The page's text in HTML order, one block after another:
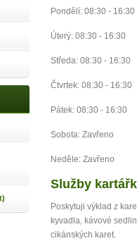
Pondělí: 08:30 - 16:30
Úterý: 08:30 - 16:30
Středa: 08:30 - 16:30
Čtvrtek: 08:30 - 16:30
Pátek: 08:30 - 16:30
Sobota: Zavřeno
Neděle: Zavřeno
Služby
Poskytuji výklad z
kyvadla, kávové
cikánských karet.